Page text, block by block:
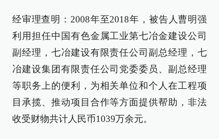
经审理查明：2008年至2018年，被告人曹明强
利用担任中国有色金属工业第七冶金建设公司
副经理，七冶建设有限责任公司副总经理，七
冶建设集团有限责任公司党委委员、副总经理
等职务上的便利，为相关单位和个人在工程项
目承揽、推动项目合作等方面提供帮助，非法
收受财物共计人民币1039万余元。